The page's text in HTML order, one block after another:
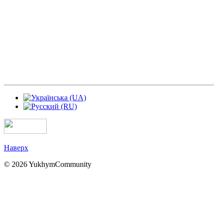
Наверх
© 2026 YukhymCommunity